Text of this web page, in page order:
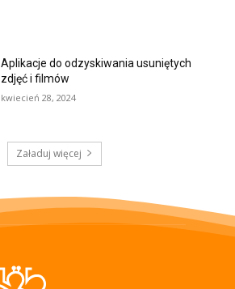
Aplikacje do odzyskiwania usuniętych
zdjęć i filmów
kwiecień 28, 2024
Załaduj więcej